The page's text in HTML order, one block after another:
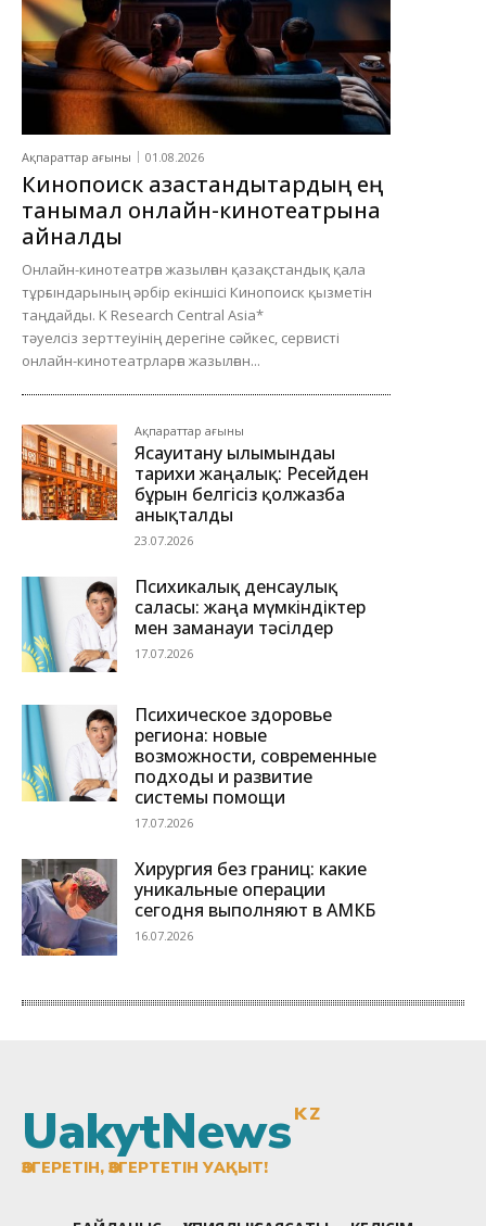
UakytNewsKZ
ӨЗГЕРЕТІН, ӨЗГЕРТЕТІН УАҚЫТ!